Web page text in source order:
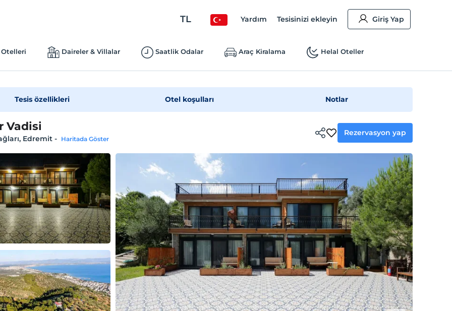
TL Yardım Tesisinizi ekleyin Giriş Yap
Daireler & Villalar Saatlik Odalar Araç Kiralama Helal Oteller
Tesis özellikleri Otel koşulları Notlar
Vadisi
Edremit- Haritada Göster
Rezervasyon yap